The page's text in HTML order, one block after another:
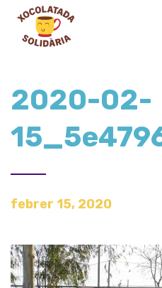
2020-02-
febrer 15, 2020